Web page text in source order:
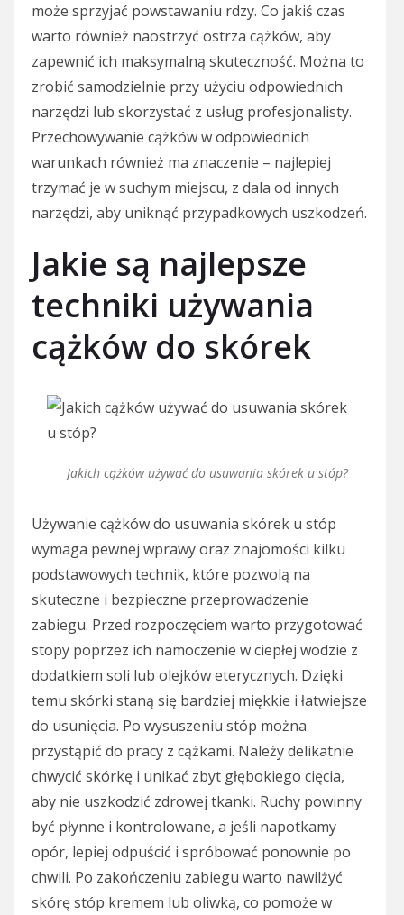
może sprzyjać powstawaniu rdzy. Co jakiś czas
warto również naostrzyć ostrza cążków, aby
zapewnić ich maksymalną skuteczność. Można to
zrobić samodzielnie przy użyciu odpowiednich
narzędzi lub skorzystać z usług profesjonalisty.
Przechowywanie cążków w odpowiednich
warunkach również ma znaczenie – najlepiej
trzymać je w suchym miejscu, z dala od innych
narzędzi, aby uniknąć przypadkowych uszkodzeń.
Jakie są najlepsze
techniki używania
cążków do skórek
Jakich cążków używać do usuwania skórek u stóp?
Używanie cążków do usuwania skórek u stóp
wymaga pewnej wprawy oraz znajomości kilku
podstawowych technik, które pozwolą na
skuteczne i bezpieczne przeprowadzenie
zabiegu. Przed rozpoczęciem warto przygotować
stopy poprzez ich namoczenie w ciepłej wodzie z
dodatkiem soli lub olejków eterycznych. Dzięki
temu skórki staną się bardziej miękkie i łatwiejsze
do usunięcia. Po wysuszeniu stóp można
przystąpić do pracy z cążkami. Należy delikatnie
chwycić skórkę i unikać zbyt głębokiego cięcia,
aby nie uszkodzić zdrowej tkanki. Ruchy powinny
być płynne i kontrolowane, a jeśli napotkamy
opór, lepiej odpuścić i spróbować ponownie po
chwili. Po zakończeniu zabiegu warto nawilżyć
skórę stóp kremem lub oliwką, co pomoże w